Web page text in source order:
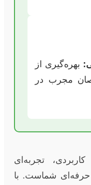
بهره‌گیری از
مجرب در
تجربه‌ای
حرفه‌ای شماست. با